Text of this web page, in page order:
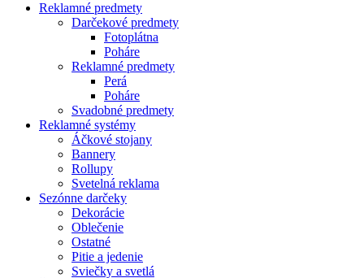
Reklamné predmety
Darčekové predmety
Fotoplátna
Poháre
Reklamné predmety
Perá
Poháre
Svadobné predmety
Reklamné systémy
Áčkové stojany
Bannery
Rollupy
Svetelná reklama
Sezónne darčeky
Dekorácie
Oblečenie
Ostatné
Pitie a jedenie
Sviečky a svetlá